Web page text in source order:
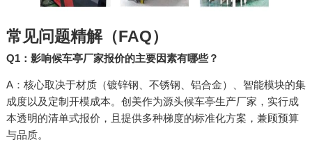
常见问题精解（FAQ）
Q1：影响候车亭厂家报价的主要因素有哪些？
A：核心取决于材质（镀锌钢、不锈钢、铝合金）、智能模块的集
成度以及定制开模成本。创美作为源头候车亭生产厂家，实行成
本透明的清单式报价，且提供多种梯度的标准化方案，兼顾预算
与品质。